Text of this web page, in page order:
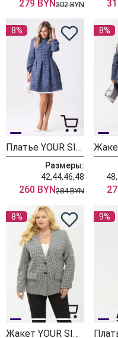
279 BYN302 BYN
8%
Платье YOUR SIZE 2268
Размеры:
42,44,46,48
260 BYN284 BYN
8%
8%
Жакет YOUR SIZE 2265
9%